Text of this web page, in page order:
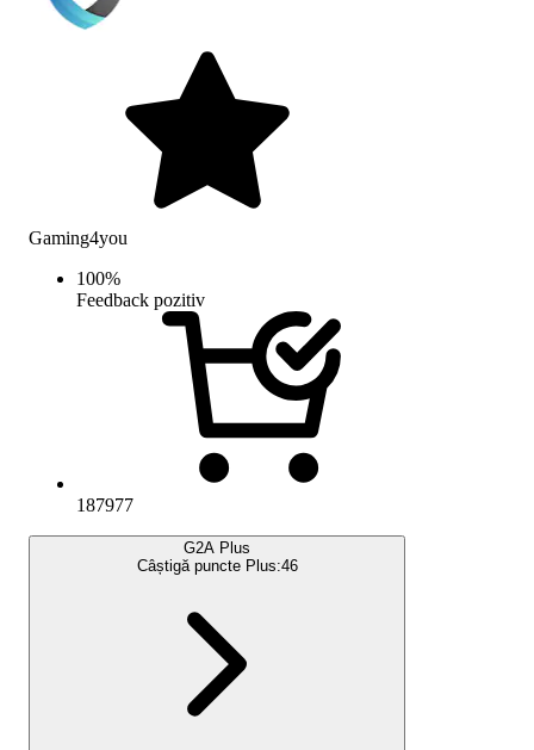
Gaming4you
100%
Feedback pozitiv
187977
G2A Plus
Câștigă puncte Plus:46